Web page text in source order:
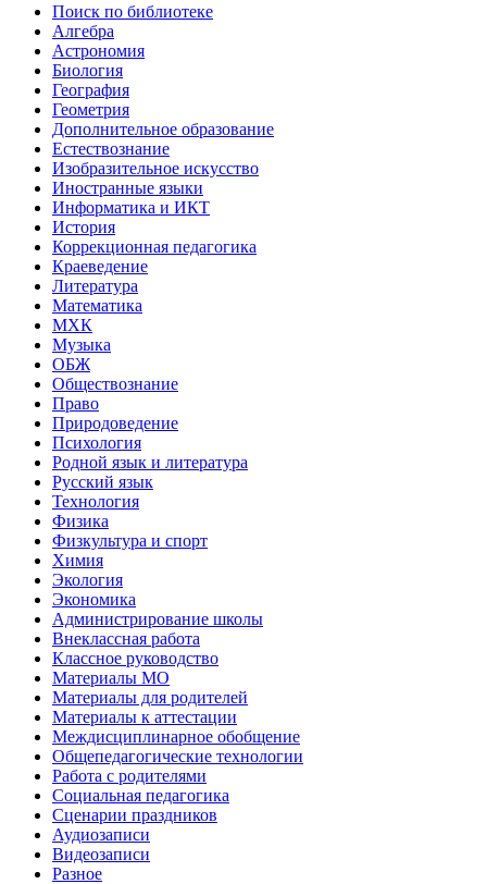
Поиск по библиотеке
Алгебра
Астрономия
Биология
География
Геометрия
Дополнительное образование
Естествознание
Изобразительное искусство
Иностранные языки
Информатика и ИКТ
История
Коррекционная педагогика
Краеведение
Литература
Математика
МХК
Музыка
ОБЖ
Обществознание
Право
Природоведение
Психология
Родной язык и литература
Русский язык
Технология
Физика
Физкультура и спорт
Химия
Экология
Экономика
Администрирование школы
Внеклассная работа
Классное руководство
Материалы МО
Материалы для родителей
Материалы к аттестации
Междисциплинарное обобщение
Общепедагогические технологии
Работа с родителями
Социальная педагогика
Сценарии праздников
Аудиозаписи
Видеозаписи
Разное